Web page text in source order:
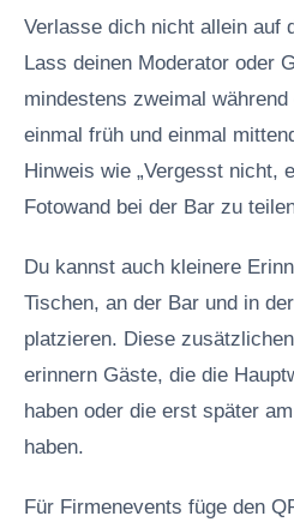
Verlasse dich nicht allein auf
Lass deinen Moderator oder
mindestens zweimal
einmal früh und einmal
Hinweis wie „Vergesst nicht,
Fotowand bei der Bar zu
Du kannst auch kleinere
Tischen, an der Bar und in
platzieren. Diese
erinnern Gäste, die die
haben oder die erst später
haben.
Für Firmenevents füge den